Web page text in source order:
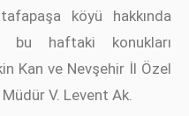
köyü hakkında
bu haftaki konukları
Kan ve Nevşehir İl Özel
V. Levent Ak.